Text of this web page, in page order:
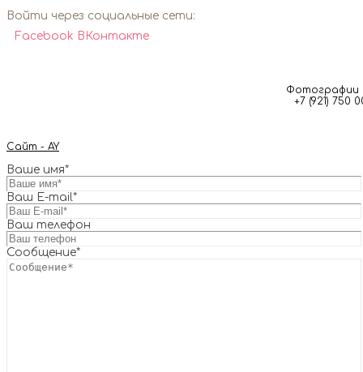
Войти через социальные сети:
Facebook ВКонтакте
Фотографии
+7 (921) 750
Сайт - AY
Ваше имя*
Ваш E-mail*
Ваш телефон
Сообщение*